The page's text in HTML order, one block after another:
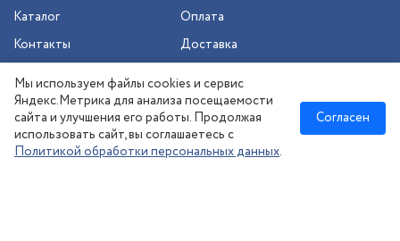
Каталог
Контакты
Оплата
Доставка
Сезонное хранение
Новосибирск:
Мы используем файлы cookies и сервис
Яндекс.Метрика для анализа посещаемости
сайта и улучшения его работы. Продолжая
использовать сайт, вы соглашаетесь с
Политикой обработки персональных данных.
Согласен